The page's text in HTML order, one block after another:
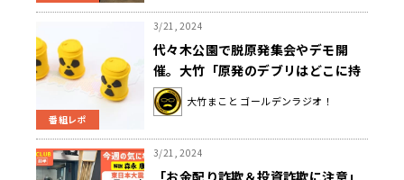
番組レポ
3/21, 2024
代々木公園で脱原発集会やデモ開
催。大竹「原発のデブリはどこに持
っていくの？」
大竹まこと ゴールデンラジオ！
3/21, 2024
「お金配り詐欺＆投資詐欺に注意」